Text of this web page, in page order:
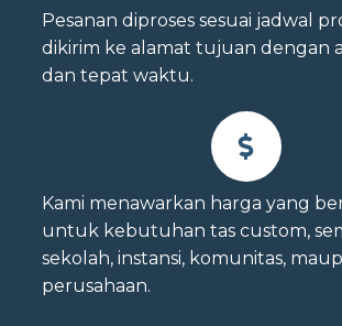
Pesanan diproses sesuai jadwal
dikirim ke alamat tujuan dengan
dan tepat waktu.
Kami menawarkan harga yang
untuk kebutuhan tas custom,
sekolah, instansi, komunitas,
perusahaan.